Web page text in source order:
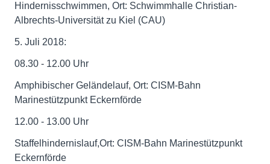
Hindernisschwimmen, Ort: Schwimmhalle Christian-
Albrechts-Universität zu Kiel (CAU)
5. Juli 2018:
08.30 - 12.00 Uhr
Amphibischer Geländelauf, Ort: CISM-Bahn
Marinestützpunkt Eckernförde
12.00 - 13.00 Uhr
Staffelhindernislauf,Ort: CISM-Bahn Marinestützpunkt
Eckernförde